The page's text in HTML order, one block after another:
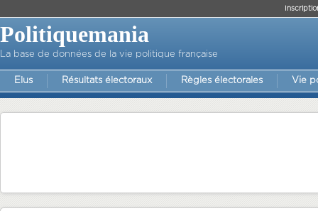
Politiquemania
La base de données de la vie politique française
Elus Résultats électoraux Règles électorales Vie